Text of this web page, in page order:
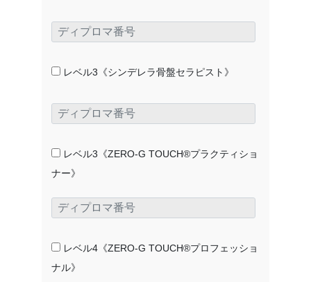
レベル3《シンデレラ骨盤セラピスト》
レベル3《ZERO-G TOUCH®プラクティショ
ナー》
レベル4《ZERO-G TOUCH®プロフェッショ
ナル》